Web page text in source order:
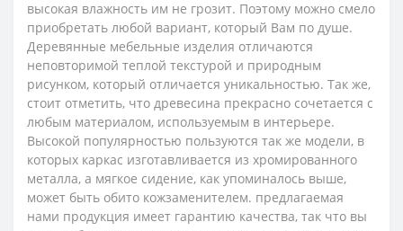
высокая влажность им не грозит. Поэтому можно смело
приобретать любой вариант, который Вам по душе.
Деревянные мебельные изделия отличаются
неповторимой теплой текстурой и природным
рисунком, который отличается уникальностью. Так же,
стоит отметить, что древесина прекрасно сочетается с
любым материалом, используемым в интерьере.
Высокой популярностью пользуются так же модели, в
которых каркас изготавливается из хромированного
металла, а мягкое сидение, как упоминалось выше,
может быть обито кожзаменителем. предлагаемая
нами продукция имеет гарантию качества, так что вы